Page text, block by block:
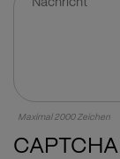
Maximal 2000 Zeichen
CAPTCHA